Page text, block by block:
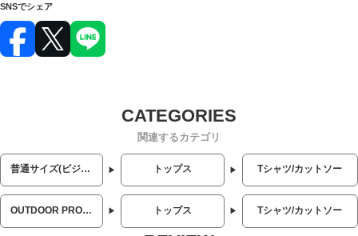
SNSでシェア
関連するカテゴリ
普通サイズ(ビジネス・カジュアル) トップス Tシャツ/カットソー
OUTDOOR PRODUCTS (アウトドアプロダクツ) トップス Tシャツ/カットソー